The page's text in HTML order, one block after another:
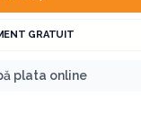
GRATUIT
plata online